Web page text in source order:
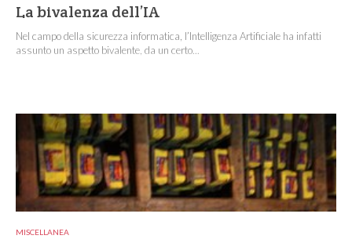
La bivalenza dell’IA
Nel campo della sicurezza informatica, l’Intelligenza Artificiale ha infatti
assunto un aspetto bivalente, da un certo...
MISCELLANEA